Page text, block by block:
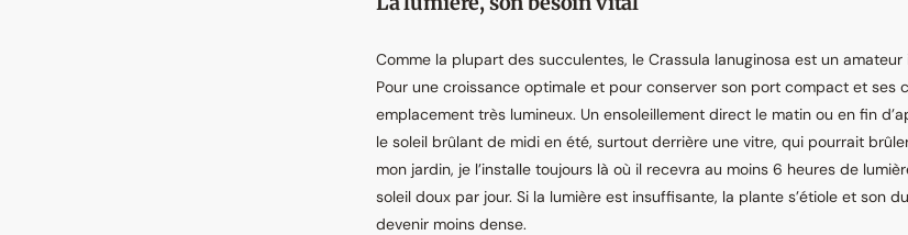
Comme la plupart des succulentes, le Crassula lanuginosa est un
Pour une croissance optimale et pour conserver son port compact et ses
emplacement très lumineux. Un ensoleillement direct le matin ou en fin
le soleil brûlant de midi en été, surtout derrière une vitre, qui pourrait
mon jardin, je l’installe toujours là où il recevra au moins 6 heures de
soleil doux par jour. Si la lumière est insuffisante, la plante s’étiole et son
devenir moins dense.